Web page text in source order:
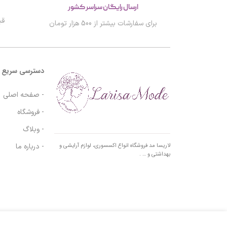
ارسال رایگان سراسر کشور
برای سفارشات بیشتر از 500 هزار تومان
لاریسا مد فروشگاه انواع اکسسوری، لوازم آرایشی و
بهداشتی و … .
دسترسی سریع
- صفحه اصلی
- فروشگاه
- وبلاگ
- درباره ما